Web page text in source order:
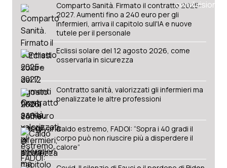
Comparto Sanità. Firmato il contratto 2025-
2027. Aumenti fino a 240 euro per gli
infermieri, arriva il capitolo sull'IA e nuove
tutele per il personale
Eclissi solare del 12 agosto 2026, come
osservarla in sicurezza
Contratto sanità, valorizzati gli infermieri ma
penalizzate le altre professioni
Caldo estremo, FADOI: “Sopra i 40 gradi il
corpo può non riuscire più a disperdere il
calore”